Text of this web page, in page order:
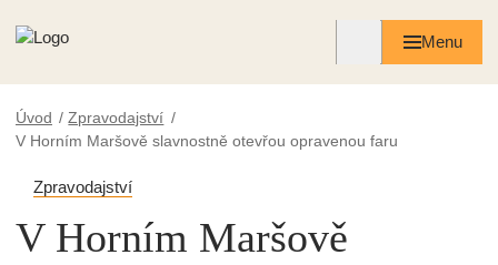
Menu
Úvod
Zpravodajství
V Horním Maršově slavnostně otevřou opravenou faru
Zpravodajství
V Horním Maršově